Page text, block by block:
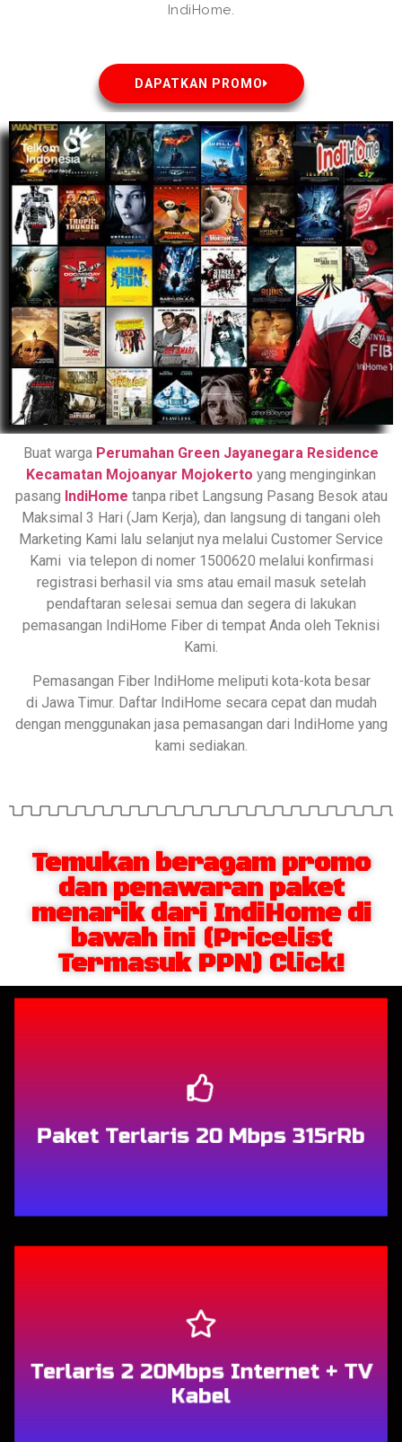
IndiHome.
DAPATKAN PROMO
Buat warga Perumahan Green Jayanegara Residence
Kecamatan Mojoanyar Mojokerto yang menginginkan
pasang IndiHome tanpa ribet Langsung Pasang Besok atau
Maksimal 3 Hari (Jam Kerja), dan langsung di tangani oleh
Marketing Kami lalu selanjut nya melalui Customer Service
Kami via telepon di nomer 1500620 melalui konfirmasi
registrasi berhasil via sms atau email masuk setelah
pendaftaran selesai semua dan segera di lakukan
pemasangan IndiHome Fiber di tempat Anda oleh Teknisi
Kami.
Pemasangan Fiber IndiHome meliputi kota-kota besar
di Jawa Timur. Daftar IndiHome secara cepat dan mudah
dengan menggunakan jasa pemasangan dari IndiHome yang
kami sediakan.
Temukan beragam promo
dan penawaran paket
menarik dari IndiHome di
bawah ini (Pricelist
Termasuk PPN) Click!
Paket Terlaris 20 Mbps 315rRb
Terlaris 2 20Mbps Internet + TV
Kabel